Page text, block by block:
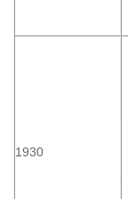
1930